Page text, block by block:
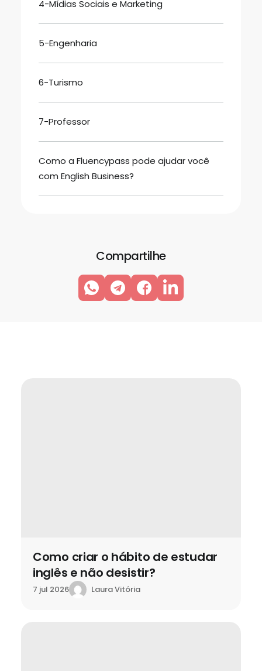
4-Mídias Sociais e Marketing
5-Engenharia
6-Turismo
7-Professor
Como a Fluencypass pode ajudar você
com English Business?
Compartilhe
Como criar o hábito de estudar
inglês e não desistir?
7 jul 2026 Laura Vitória